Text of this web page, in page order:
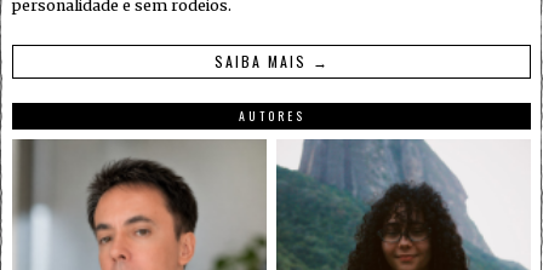
personalidade e sem rodeios.
SAIBA MAIS →
AUTORES